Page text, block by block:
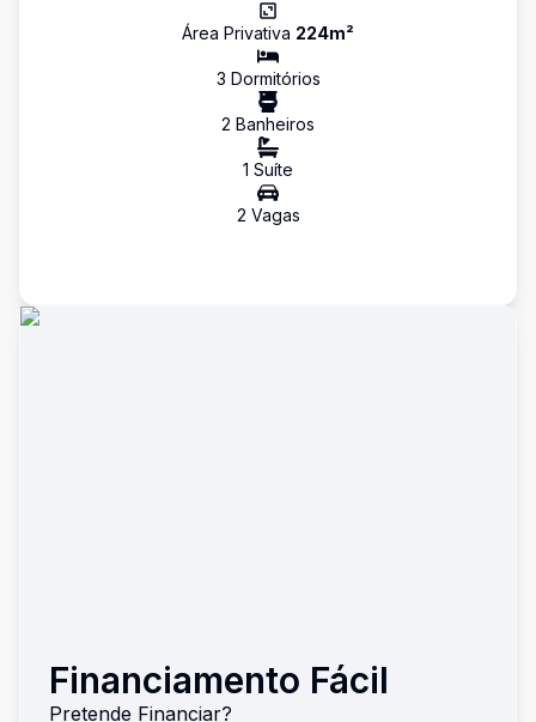
Área Privativa 224m²
3 Dormitórios
2 Banheiros
1 Suíte
2 Vagas
Financiamento Fácil
Pretende Financiar?